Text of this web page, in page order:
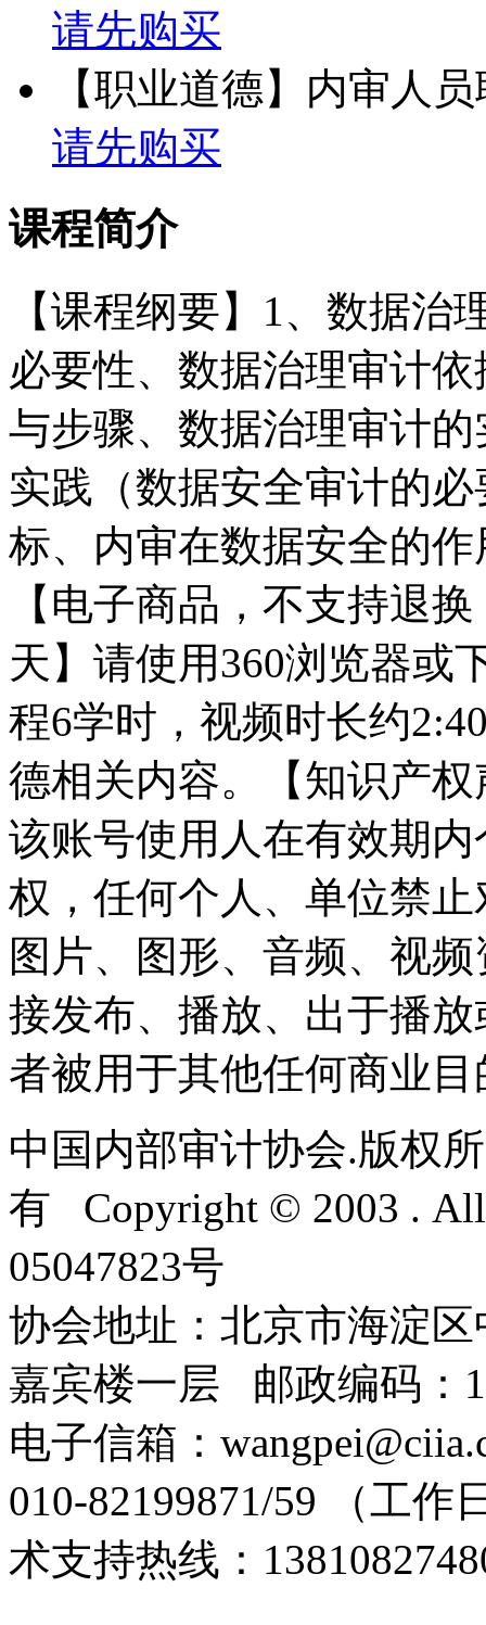
请先购买
【职业道德】内审人
请先购买
课程简介
【课程纲要】1、数据
必要性、数据治理审计
与步骤、数据治理审计
实践（数据安全审计的
标、内审在数据安全的
【电子商品，不支持退
天】请使用360浏览器或
程6学时，视频时长约
德相关内容。【知识产
该账号使用人在有效期
权，任何个人、单位禁
图片、图形、音频、视
接发布、播放、出于播
者被用于其他任何商业目
中国内部审计协会.版权所
有 Copyright © 2003 .
05047823号
协会地址：北京市海淀
嘉宾楼一层 邮政编码
电子信箱：
010-82199871/59 （工
术支持热线：